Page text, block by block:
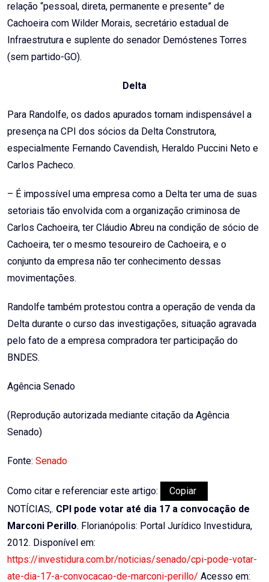
relação “pessoal, direta, permanente e presente” de
Cachoeira com Wilder Morais, secretário estadual de
Infraestrutura e suplente do senador Demóstenes Torres
(sem partido-GO).
Delta
Para Randolfe, os dados apurados tornam indispensável a
presença na CPI dos sócios da Delta Construtora,
especialmente Fernando Cavendish, Heraldo Puccini Neto e
Carlos Pacheco.
– É impossível uma empresa como a Delta ter uma de suas
setoriais tão envolvida com a organização criminosa de
Carlos Cachoeira, ter Cláudio Abreu na condição de sócio de
Cachoeira, ter o mesmo tesoureiro de Cachoeira, e o
conjunto da empresa não ter conhecimento dessas
movimentações.
Randolfe também protestou contra a operação de venda da
Delta durante o curso das investigações, situação agravada
pelo fato de a empresa compradora ter participação do
BNDES.
Agência Senado
(Reprodução autorizada mediante citação da Agência
Senado)
Fonte: Senado
Como citar e referenciar este artigo:
Copiar
NOTÍCIAS,. CPI pode votar até dia 17 a convocação de
Marconi Perillo. Florianópolis: Portal Jurídico Investidura,
2012. Disponível em:
https://investidura.com.br/noticias/senado/cpi-pode-votar-
ate-dia-17-a-convocacao-de-marconi-perillo/ Acesso em: